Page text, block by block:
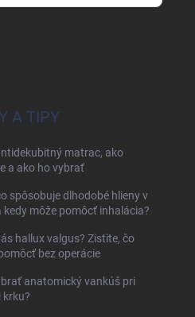
A TIPY
matrac, ako
a ako ho vybrať
spôsobuje dlhodobé hlieny v
kedy môže pomôcť inhalácia?
hallux valgus? Zistite, čo
bez operácie
anatomický vankúš pri
krku?